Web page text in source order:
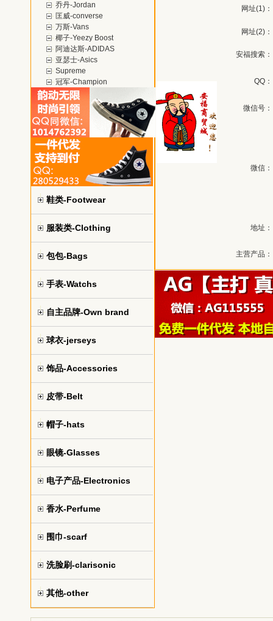
乔丹-Jordan
匡威-converse
万斯-Vans
椰子-Yeezy Boost
阿迪达斯-ADIDAS
亚瑟士-Asics
Supreme
冠军-Champion
鞋类-Footwear
服装类-Clothing
包包-Bags
手表-Watchs
自主品牌-Own brand
球衣-jerseys
饰品-Accessories
皮带-Belt
帽子-hats
眼镜-Glasses
电子产品-Electronics
香水-Perfume
围巾-scarf
洗脸刷-clarisonic
其他-other
网址(1)：
网址(2)：
安福搜索：
QQ：
微信号：
微信：
地址：
主营产品：